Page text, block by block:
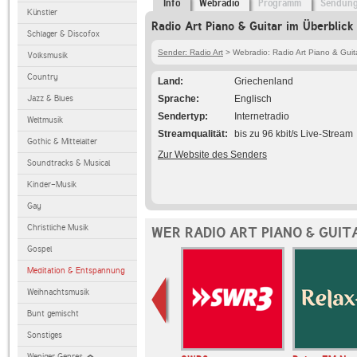
Künstler
Schlager & Discofox
Volksmusik
Country
Jazz & Blues
Weltmusik
Gothic & Mittelalter
Soundtracks & Musical
Kinder-Musik
Gay
Christliche Musik
Gospel
Meditation & Entspannung
Weihnachtsmusik
Bunt gemischt
Sonstiges
Info Webradio Programm
Radio Art Piano & Guitar im Überblick
Sender: Radio Art > Webradio: Radio Art Piano &
Land
Griechenland
Sprache
Englisch
Sendertyp
Internetradio
Streamqualität
bis zu 96 kbit/s Live-Stream
Zur Website des Senders
WER RADIO ART PIANO &